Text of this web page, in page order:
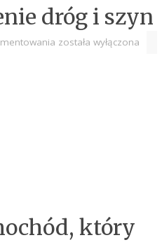
dróg i szyn
została wyłączona
który